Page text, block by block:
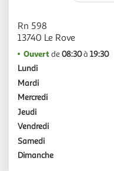
Rn 598
Ouvertde08:30à 19:30
Lundi
Mardi
Mercredi
Jeudi
Vendredi
Samedi
Dimanche